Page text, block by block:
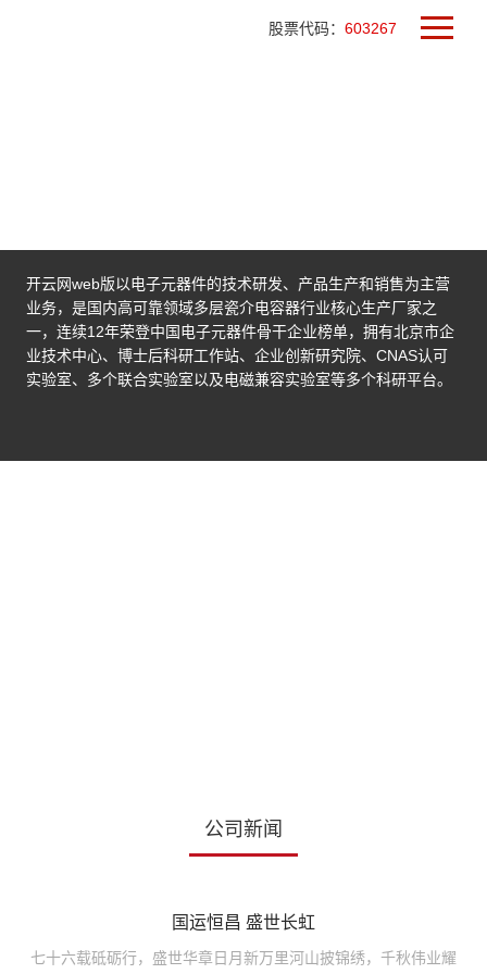
股票代码： 603267
开云网web版以电子元器件的技术研发、产品生产和销售为主营
业务，是国内高可靠领域多层瓷介电容器行业核心生产厂家之
一，连续12年荣登中国电子元器件骨干企业榜单，拥有北京市企
业技术中心、博士后科研工作站、企业创新研究院、CNAS认可
实验室、多个联合实验室以及电磁兼容实验室等多个科研平台。
公司新闻
国运恒昌 盛世长虹
七十六载砥砺行，盛世华章日月新万里河山披锦绣，千秋伟业耀